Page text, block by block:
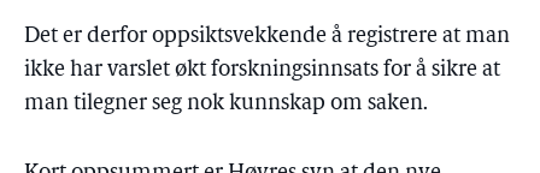
Det er derfor oppsiktsvekkende å registrere at man
ikke har varslet økt forskningsinnsats for å sikre at
man tilegner seg nok kunnskap om saken.